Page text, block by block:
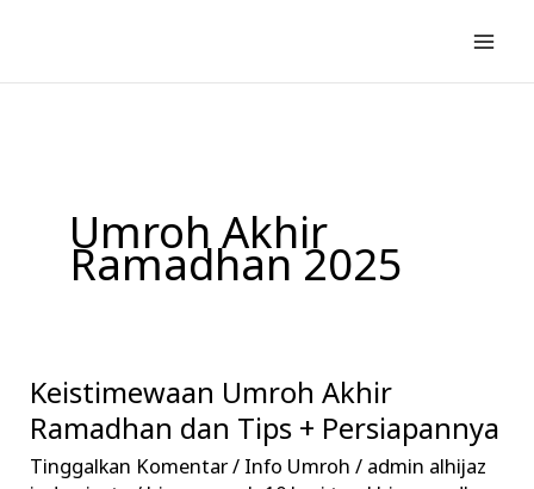
konten
Umroh Akhir
Ramadhan 2025
Keistimewaan Umroh Akhir
Ramadhan dan Tips + Persiapannya
Tinggalkan Komentar/ Info Umroh / admin alhijaz
Keistimewaan
Umroh
Akhir